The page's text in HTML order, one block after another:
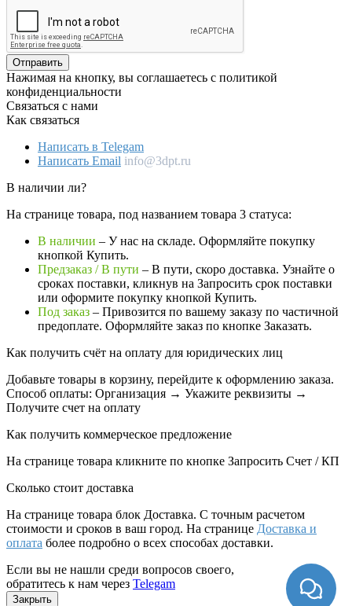
Отправить
Нажимая на кнопку, вы соглашаетесь с политикой
конфиденциальности
Связаться с нами
Как связаться
Написать в Telegam
Написать Email info@3dpt.ru
В наличии ли?
На странице товара, под названием товара 3 статуса:
В наличии – У нас на складе. Оформляйте покупку
кнопкой Купить.
Предзаказ / В пути – В пути, скоро доставка. Узнайте о
сроках поставки, кликнув на Запросить cрок поставки
или оформите покупку кнопкой Купить.
Под заказ – Привозится по вашему заказу по частичной
предоплате. Оформляйте заказ по кнопке Заказать.
Как получить счёт на оплату для юридических лиц
Добавьте товары в корзину, перейдите к оформлению заказа.
Способ оплаты: Организация → Укажите реквизиты →
Получите счет на оплату
Как получить коммерческое предложение
На странице товара кликните по кнопке Запросить Счет / КП
Сколько стоит доставка
На странице товара блок Доставка. С точным расчетом
стоимости и сроков в ваш город. На странице Доставка и
оплата более подробно о всех способах доставки.
Если вы не нашли среди вопросов своего,
обратитесь к нам через Telegam
Закрыть